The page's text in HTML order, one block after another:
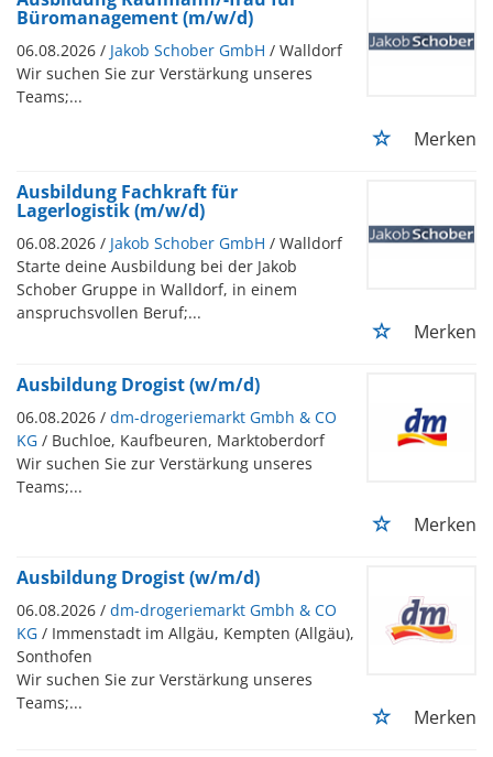
Ausbildungsplatz gefunden hat, startet meistens zum
1. September eines Jahres in „seinem“ Beruf. Achtung:
Die Bewerbungsphase für die jeweiligen
Ausbildungsplatz startet meistens schon ein bis
eineinhalb Jahre zuvor. In der Regel steht den
Auszubildenden im Betrieb dann ein Betreuer zur
Seite, das kann etwa ein Meister sein oder auch ein
Ausbildungszeit beträgt etwa zwei bis drei Jahre, je
nach gewähltem Beruf und weiteren Bedingungen. So
haben Azubis mit Abitur sogar die Chance, dass sich
ihre Ausbildung um ein Jahr verkürzen lässt.
MARKT FÜR
AUSBILDUNGSBERUFE IN DER
REGION
Ein Blick auf die Situation in der Region Rosenheim,
Mühldorf und Traunstein ergibt, dass bei jungen
Männern die Berufe Kfz-Mechatroniker, Kaufmann
Einzelhandel, Industriemechaniker und Verkäufer ganz
oben auf der Wunschliste der Zielberufe stehen. Bei
Kauffrau Einzelhandel und die Industriekauffrau auf
den vordersten Plätzen. Dabei äußern laut Agentur für
Arbeit in Rosenheim die meisten Jugendlichen in der
Regel mehrere Berufswünsche, die Zuordnung erfolgt
aber grundsätzlich nach dem Hauptberufswunsch.
Büromanagement (m/w/d)
06.08.2026 / Jakob Schober GmbH / Walldorf
Wir suchen Sie zur Verstärkung unseres
Teams;...
Merken
Ausbildung Fachkraft für
Lagerlogistik (m/w/d)
06.08.2026 / Jakob Schober GmbH / Walldorf
Starte deine Ausbildung bei der Jakob
Schober Gruppe in Walldorf, in einem
anspruchsvollen Beruf;...
Merken
Ausbildung Drogist (w/m/d)
06.08.2026 / dm-drogeriemarkt Gmbh & CO
KG / Buchloe, Kaufbeuren, Marktoberdorf
Wir suchen Sie zur Verstärkung unseres
Teams;...
Merken
Ausbildung Drogist (w/m/d)
06.08.2026 / dm-drogeriemarkt Gmbh & CO
KG / Immenstadt im Allgäu, Kempten (Allgäu),
Sonthofen
Wir suchen Sie zur Verstärkung unseres
Teams;...
Merken